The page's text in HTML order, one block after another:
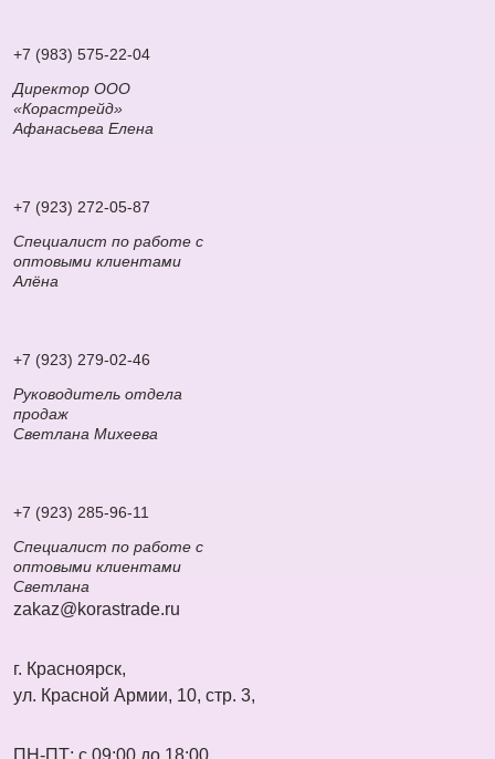
+7 (983) 575-22-04
Директор ООО
«Корастрейд»
Афанасьева Елена
+7 (923) 272-05-87
Специалист по работе с
оптовыми клиентами
Алёна
+7 (923) 279-02-46
Руководитель отдела
продаж
Светлана Михеева
+7 (923) 285-96-11
Специалист по работе с
оптовыми клиентами
Светлана
zakaz@korastrade.ru
г. Красноярск,
ул. Красной Армии, 10, стр. 3,
ПН-ПТ: с 09:00 до 18:00